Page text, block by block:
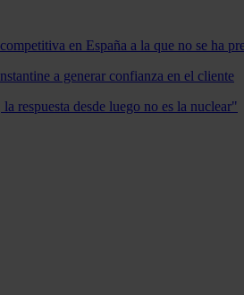
en España a la que no se ha
a generar confianza en el cliente
respuesta desde luego no es la nuclear"